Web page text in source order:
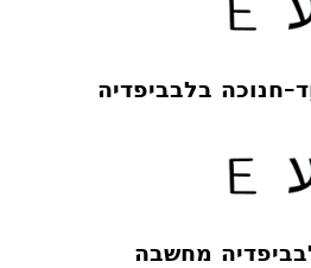
בלבביפדיה
מחשבה